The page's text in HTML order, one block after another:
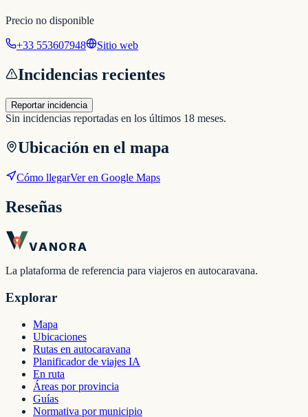
Precio no disponible
+33 553607948 Sitio web
Incidencias recientes
Reportar incidencia
Sin incidencias reportadas en los últimos 18 meses.
Ubicación en el mapa
Cómo llegarVer en Google Maps
Reseñas
VANORA
La plataforma de referencia para viajeros en autocaravana.
Explorar
Mapa
Ubicaciones
Rutas en autocaravana
Planificador de viajes IA
En ruta
Áreas por provincia
Guías
Normativa por municipio